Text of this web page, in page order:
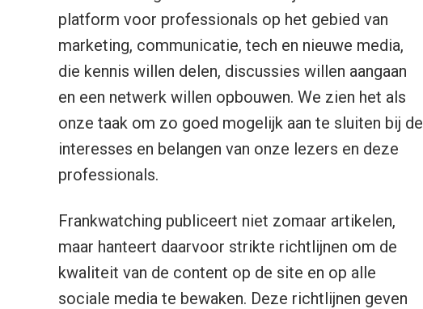
platform voor professionals op het gebied van
marketing, communicatie, tech en nieuwe media,
die kennis willen delen, discussies willen aangaan
en een netwerk willen opbouwen. We zien het als
onze taak om zo goed mogelijk aan te sluiten bij de
interesses en belangen van onze lezers en deze
professionals.
Frankwatching publiceert niet zomaar artikelen,
maar hanteert daarvoor strikte richtlijnen om de
kwaliteit van de content op de site en op alle
sociale media te bewaken. Deze richtlijnen geven